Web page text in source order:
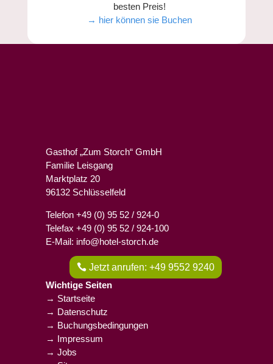
besten Preis!
→ hier können sie Buchen
Gasthof „Zum Storch“ GmbH
Familie Leisgang
Marktplatz 20
96132 Schlüsselfeld
Telefon +49 (0) 95 52 / 924-0
Telefax +49 (0) 95 52 / 924-100
E-Mail: info@hotel-storch.de
Jetzt anrufen: +49 9552 9240
Wichtige Seiten
→ Startseite
→ Datenschutz
→ Buchungsbedingungen
→ Impressum
→ Jobs